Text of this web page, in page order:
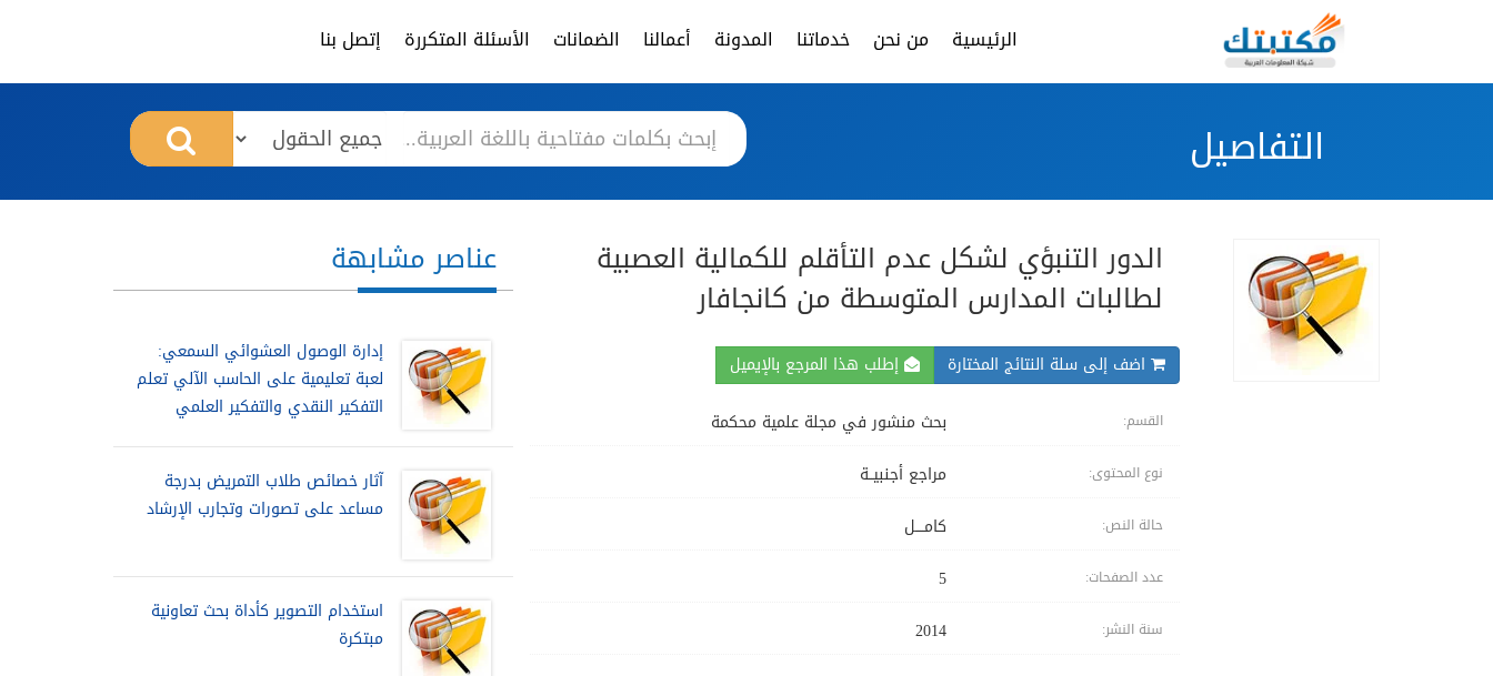
الرئيسية من نحن خدماتنا المدونة أعمالنا الضمانات الأسئلة المتكررة إتصل بنا
التفاصيل
الدور التنبؤي لشكل عدم التأقلم للكمالية العصبية
لطالبات المدارس المتوسطة من كانجافار
اضف إلى سلة النتائج المختارة إطلب هذا المرجع بالإيميل
القسم: بحث منشور في مجلة علمية محكمة
نوع المحتوى: مراجع أجنبيــة
حالة النص: كامــــل
عدد الصفحات: 5
سنة النشر: 2014
عناصر مشابهة
إدارة الوصول العشوائي السمعي:
لعبة تعليمية على الحاسب الآلي تعلم
التفكير النقدي والتفكير العلمي
آثار خصائص طلاب التمريض بدرجة
مساعد على تصورات وتجارب الإرشاد
استخدام التصوير كأداة بحث تعاونية
مبتكرة